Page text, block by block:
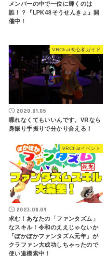
メンバーの中で一位に輝くのは
誰！？『LPK48そうせんきょ』開
催中！
VRChat初心者ガイド
2020.01.05
喋れなくてもいいんです。VRなら
身振り手振りで分かり合える！
VRChatイベント
2023.08.09
求む！あなたの「ファンタズム」
なスキル！令和のええじゃないか
「ぽかぽかファンタズム元年」が
クラファン大成功しちゃったので
使い道模索中！